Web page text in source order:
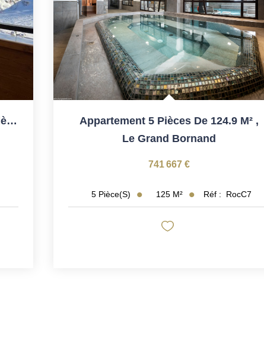
Appartement Le Grand Bornand 3 Pièces De 67.3 M²
Appartement 5 Pièces De 124.9 M² ,
Le Grand Bornand
741 667 €
5 Pièce(s) 125 M² Réf : RocC7